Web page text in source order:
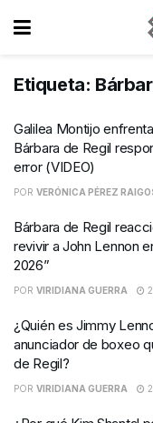
Etiqueta:
Galilea Montijo
Bárbara de Regil
error (VIDEO)
POR VERÓNICA PÉREZ
Bárbara de Regil
revivir a John Lennon
2026”
POR VIRIDIANA GUERRA
¿Quién es Jimmy
anunciador de boxeo
de Regil?
POR VIRIDIANA GUERRA